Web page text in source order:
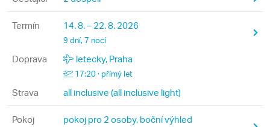
Termín 14. 8. – 22. 8. 2026
9 dní, 7 nocí
Doprava letecky, Praha
17:20 · přímý let
Strava all inclusive (all inclusive light)
Pokoj
pokoj pro 2 osoby, boční výhled